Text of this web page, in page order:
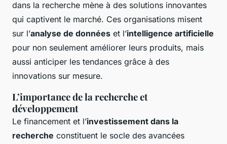
dans la recherche mène à des solutions innovantes
qui captivent le marché. Ces organisations misent
sur l’analyse de données et l’intelligence artificielle
pour non seulement améliorer leurs produits, mais
aussi anticiper les tendances grâce à des
innovations sur mesure.
L’importance de la recherche et
développement
Le financement et l’investissement dans la
recherche constituent le socle des avancées